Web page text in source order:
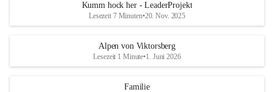
Kumm hock her - LeaderProjekt
Lesezeit 7 Minuten•20. Nov. 2025
Alpen von Viktorsberg
Lesezeit 1 Minute•1. Juni 2026
Familie